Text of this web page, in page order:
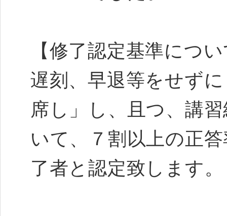
【修了認定基準につ
遅刻、早退等をせず
席し」し、且つ、講
いて、７割以上の正
了者と認定致します。